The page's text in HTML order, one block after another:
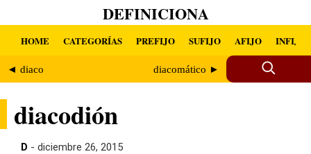
DEFINICIONA
HOME CATEGORÍAS PREFIJO SUFIJO AFIJO INFIJO
◄ diaco diacomático ►
diacodión
D - diciembre 26, 2015